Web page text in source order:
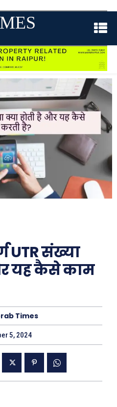
UTR संख्या
यह कैसे काम
Times
5, 2024